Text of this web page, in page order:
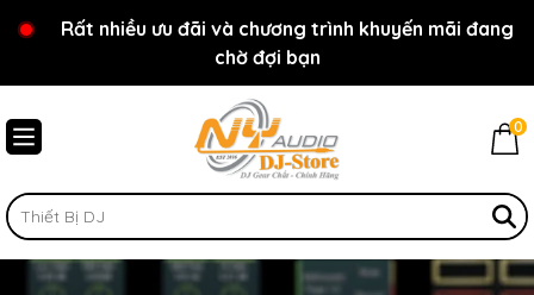
Chào mừng bạn đến với cửa hàng NY Audio - DJ
Store
Rất nhiều ưu đãi và chương trình khuyến mãi đang
chờ đợi bạn
0